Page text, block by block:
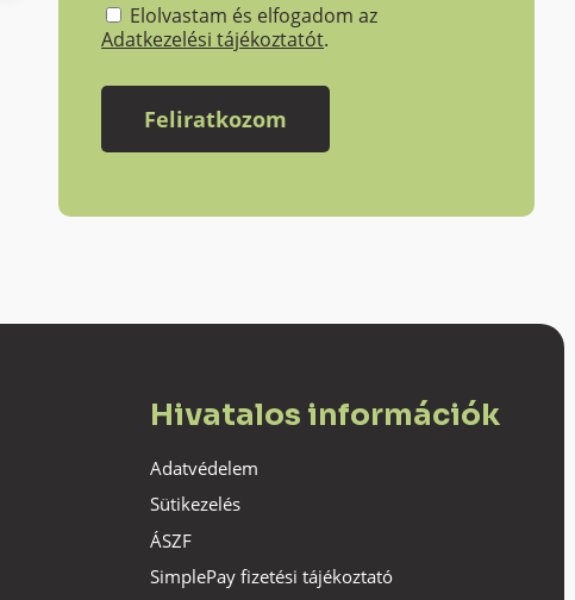
Elolvastam és elfogadom az
Adatkezelési tájékoztatót.
Hivatalos információk
Adatvédelem
Sütikezelés
ÁSZF
SimplePay fizetési tájékoztató